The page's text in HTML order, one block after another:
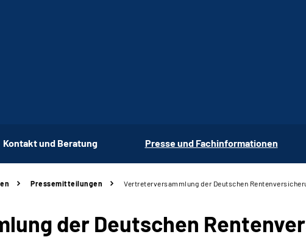
Kontakt und Beratung Presse und Fachinformationen
Pressemitteilungen Vertreterversammlung der Deutschen
der Deutschen